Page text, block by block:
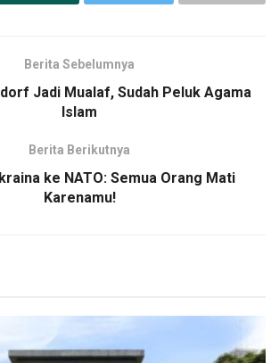
Berita Sebelumnya
Jadi Mualaf, Sudah Peluk Agama
Islam
Berita Berikutnya
ke NATO: Semua Orang Mati
Karenamu!